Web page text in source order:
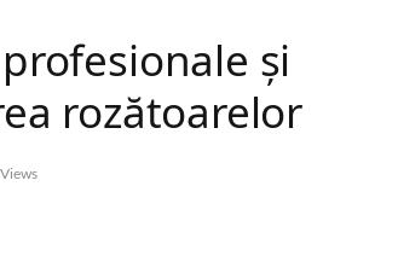
și
rozătoarelor
Views